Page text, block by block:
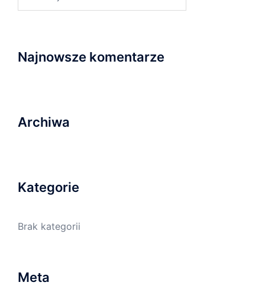
Najnowsze komentarze
Archiwa
Kategorie
Brak kategorii
Meta